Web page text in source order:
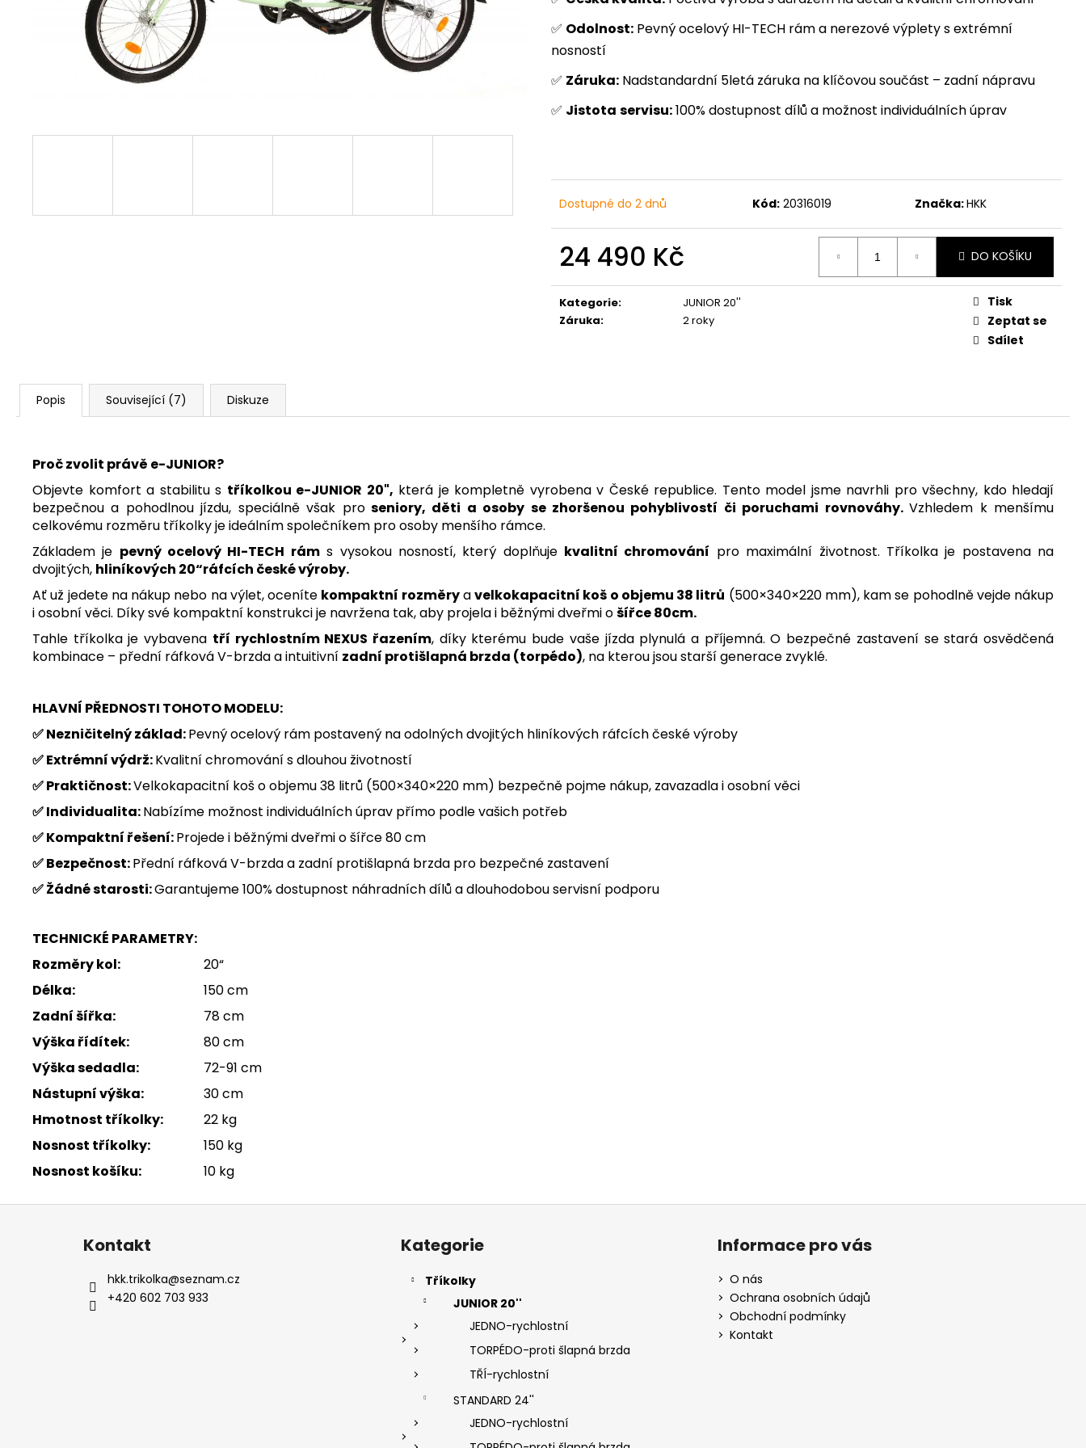
✅ Odolnost: Pevný ocelový HI-TECH rám a nerezové výplety s extrémní
nosností
✅ Záruka: Nadstandardní 5letá záruka na klíčovou součást – zadní nápravu
✅ Jistota servisu:100% dostupnost dílů a možnost individuálních úprav
Dostupné do 2 dnů Kód: 20316019 Značka:HKK
24 490 Kč
cena:
DO KOŠÍKU
Kategorie:
JUNIOR 20''
Záruka: 2 roky
Tisk
Zeptat se
Sdílet
Popis Související (7) Diskuze
Proč zvolit právě e-JUNIOR?
Objevte komfort a stabilitu s tříkolkou e-JUNIOR 20", která je kompletně vyrobena v České republice. Tento model jsme navrhli pro všechny, kdo hledají
bezpečnou a pohodlnou jízdu, speciálně však proseniory, děti a osoby se zhoršenou pohyblivostí či poruchami rovnováhy.Vzhledem k menšímu
celkovému rozměru tříkolky je ideálním společníkem pro osoby menšího rámce.
Základem je pevný ocelový HI-TECH ráms vysokou nosností, který doplňuje kvalitní chromování pro maximální životnost. Tříkolka je postavena na
dvojitých, hliníkových 20“ráfcích české výroby.
Ať už jedete na nákup nebo na výlet, oceníte kompaktní rozměryavelkokapacitní koš o objemu 38 litrů (500×340×220 mm), kam se pohodlně vejde nákup
i osobní věci. Díky své kompaktní konstrukci je navržena tak, aby projela i běžnými dveřmi ošířce 80cm.
Tahle tříkolka je vybavena tří rychlostním NEXUS řazením, díky kterému bude vaše jízda plynulá a příjemná. O bezpečné zastavení se stará osvědčená
kombinace – přední ráfková V-brzda a intuitivní zadní protišlapná brzda (torpédo), na kterou jsou starší generace zvyklé.
HLAVNÍ PŘEDNOSTI TOHOTO MODELU:
✅ Nezničitelný základ:Pevný ocelový rám postavený na odolných dvojitých hliníkových ráfcích české výroby
✅ Extrémní výdrž:Kvalitní chromování s dlouhou životností
✅ Praktičnost:Velkokapacitní koš o objemu 38 litrů (500×340×220 mm) bezpečně pojme nákup, zavazadla i osobní věci
✅ Individualita:Nabízíme možnost individuálních úprav přímo podle vašich potřeb
✅ Kompaktní řešení:Projede i běžnými dveřmi o šířce 80 cm
✅ Bezpečnost:Přední ráfková V-brzda a zadní protišlapná brzda pro bezpečné zastavení
✅ Žádné starosti:Garantujeme 100% dostupnost náhradních dílů a dlouhodobou servisní podporu
TECHNICKÉ PARAMETRY:
Rozměry kol:
20“
Délka:
150 cm
Zadní šířka:
78 cm
Výška řídítek:
80 cm
Výška sedadla:
72-91 cm
Nástupní výška:
30 cm
Hmotnost tříkolky:
22 kg
Nosnost tříkolky:
150 kg
Nosnost košíku:
10 kg
Z
Kontakt
hkk.trikolka@seznam.cz
+420 602 703 933
kategorie
Kategorie
Tříkolky
JUNIOR 20''
JEDNO-rychlostní
TORPÉDO-proti šlapná brzda
TŘÍ-rychlostní
STANDARD 24''
JEDNO-rychlostní
Informace pro vás
O nás
Ochrana osobních údajů
Obchodní podmínky
Kontakt